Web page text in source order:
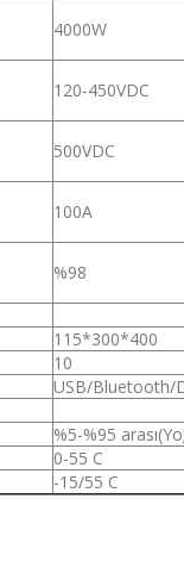
4000W
120-450VDC
500VDC
100A
%98
115*300*400
10
USB/Bluetooth/
%5-%95
0-55 C
-15/55 C